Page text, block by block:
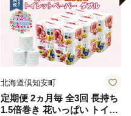
北海道倶知安町
定期便 2ヵ月毎 全3回 長持ち
1.5倍巻き 花いっぱい トイレ